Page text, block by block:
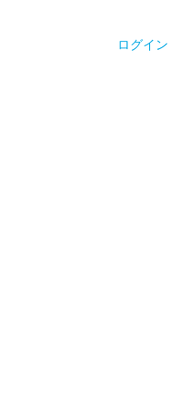
ログイン